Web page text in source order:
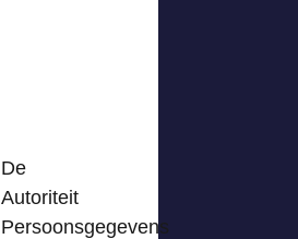
De
Autoriteit
Persoonsgegevens